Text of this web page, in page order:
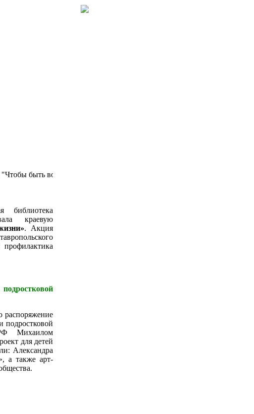
быть востребованной, библиотека для детей должна стать
краевую
. Акция
распоряжение
подростковой
Михаилом
для детей
Александра
а также арт-